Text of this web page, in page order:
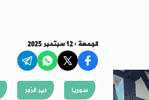
الجمعة : 12 سبتمبر 2025
سوريا دير الزور